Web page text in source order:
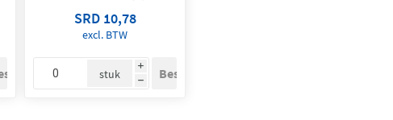
SRD 10,78
excl. BTW
i
h
stuk